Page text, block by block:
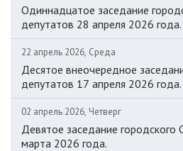
Одиннадцатое заседание
депутатов 28 апреля 2026 года.
22 апрель 2026, Среда
Десятое внеочередное
депутатов 17 апреля 2026 года.
02 апрель 2026, Четверг
Девятое заседание городского
марта 2026 года.